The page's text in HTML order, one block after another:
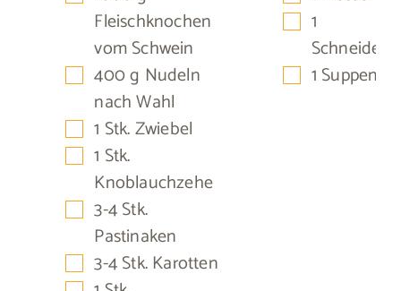
Fleischknochen
vom Schwein
▢
400g Nudeln
nach Wahl
▢
1 Stk.Zwiebel
▢
1 Stk.
Knoblauchzehe
▢
3-4Stk.
Pastinaken
▢
3-4Stk. Karotten
▢
1
▢
1